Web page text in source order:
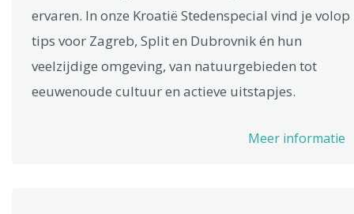
ervaren. In onze Kroatië Stedenspecial vind je volop
tips voor Zagreb, Split en Dubrovnik én hun
veelzijdige omgeving, van natuurgebieden tot
eeuwenoude cultuur en actieve uitstapjes.
Meer informatie